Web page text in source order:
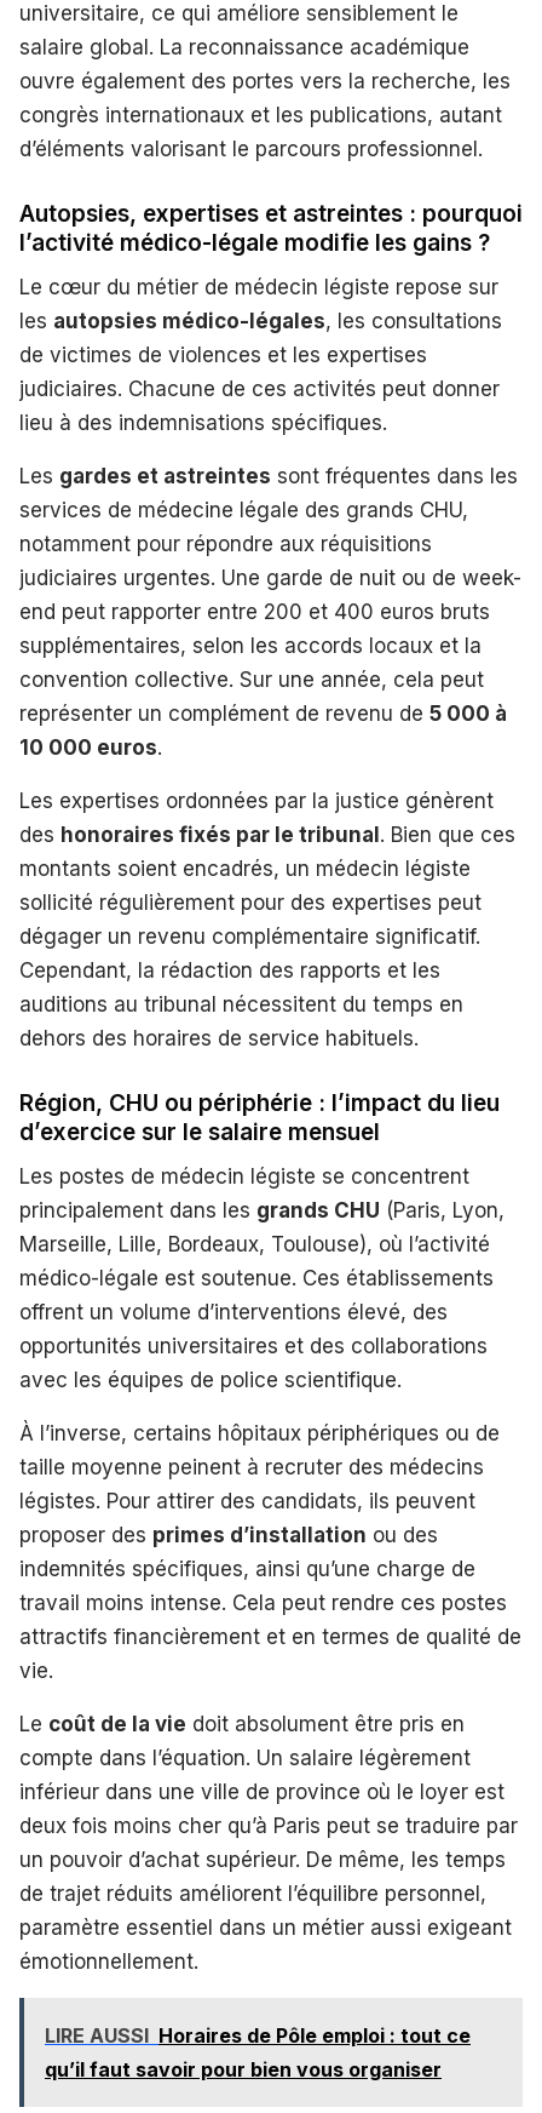
universitaire, ce qui améliore sensiblement le
salaire global. La reconnaissance académique
ouvre également des portes vers la recherche, les
congrès internationaux et les publications, autant
d’éléments valorisant le parcours professionnel.
Autopsies, expertises et astreintes : pourquoi
l’activité médico-légale modifie les gains ?
Le cœur du métier de médecin légiste repose sur
les autopsies médico-légales, les consultations
de victimes de violences et les expertises
judiciaires. Chacune de ces activités peut donner
lieu à des indemnisations spécifiques.
Les gardes et astreintes sont fréquentes dans les
services de médecine légale des grands CHU,
notamment pour répondre aux réquisitions
judiciaires urgentes. Une garde de nuit ou de week-
end peut rapporter entre 200 et 400 euros bruts
supplémentaires, selon les accords locaux et la
convention collective. Sur une année, cela peut
représenter un complément de revenu de 5 000 à
10 000 euros.
Les expertises ordonnées par la justice génèrent
des honoraires fixés par le tribunal . Bien que ces
montants soient encadrés, un médecin légiste
sollicité régulièrement pour des expertises peut
dégager un revenu complémentaire significatif.
Cependant, la rédaction des rapports et les
auditions au tribunal nécessitent du temps en
dehors des horaires de service habituels.
Région, CHU ou périphérie : l’impact du lieu
d’exercice sur le salaire mensuel
Les postes de médecin légiste se concentrent
principalement dans les grands CHU (Paris, Lyon,
Marseille, Lille, Bordeaux, Toulouse), où l’activité
médico-légale est soutenue. Ces établissements
offrent un volume d’interventions élevé, des
opportunités universitaires et des collaborations
avec les équipes de police scientifique.
À l’inverse, certains hôpitaux périphériques ou de
taille moyenne peinent à recruter des médecins
légistes. Pour attirer des candidats, ils peuvent
proposer des primes d’installation ou des
indemnités spécifiques, ainsi qu’une charge de
travail moins intense. Cela peut rendre ces postes
attractifs financièrement et en termes de qualité de
vie.
Le coût de la vie doit absolument être pris en
compte dans l’équation. Un salaire légèrement
inférieur dans une ville de province où le loyer est
deux fois moins cher qu’à Paris peut se traduire par
un pouvoir d’achat supérieur. De même, les temps
de trajet réduits améliorent l’équilibre personnel,
paramètre essentiel dans un métier aussi exigeant
émotionnellement.
LIRE AUSSI Horaires de Pôle emploi : tout ce
qu’il faut savoir pour bien vous organiser